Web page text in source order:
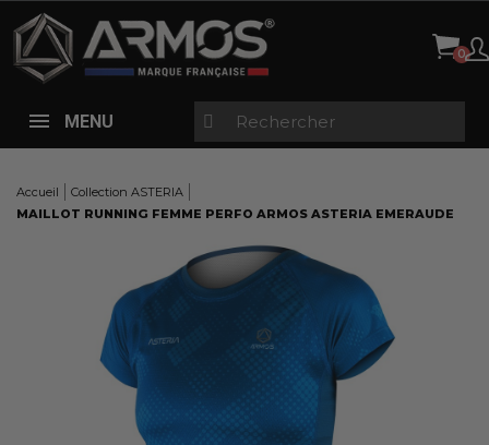
MENU
Accueil
Collection ASTERIA
MAILLOT RUNNING FEMME PERFO ARMOS ASTERIA EMERAUDE
Panneau de gestion des cookies